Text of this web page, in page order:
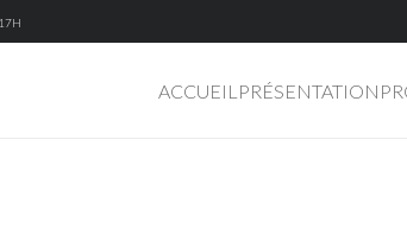
ACCUEIL PRÉSENTATION